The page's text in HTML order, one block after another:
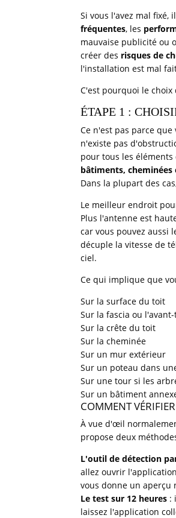
Si vous l'avez mal fixé,
fréquentes, les
mauvaise publicité ou
créer des risques de
l'installation est mal
C'est pourquoi le
ÉTAPE 1 :
Ce n'est pas parce
n'existe pas
pour tous les
bâtiments, cheminées
Dans la plupart des
Le meilleur endroit
Plus l'antenne est
car vous pouvez aussi
décuple la vitesse de
ciel.
Ce qui implique que
Sur la surface du toit
Sur la fascia ou
Sur la crête du toit
Sur la cheminée
Sur un mur extérieur
Sur un poteau dans
Sur une tour si les
Sur un bâtiment
COMMENT
À vue d'œil
propose deux
L'outil de détection
allez ouvrir
vous donne un aperçu
Le test sur 12 heures :
laissez l'application